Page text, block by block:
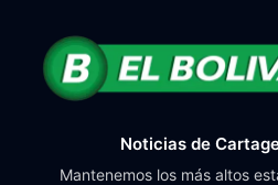
Noticias de
Mantenemos los más altos